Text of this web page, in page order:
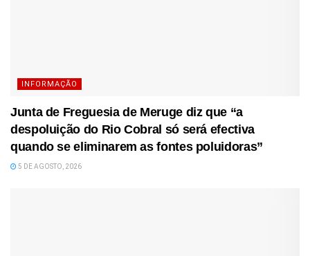
INFORMAÇÃO
Junta de Freguesia de Meruge diz que “a
despoluição do Rio Cobral só será efectiva
quando se eliminarem as fontes poluidoras”
5 DE AGOSTO, 2026